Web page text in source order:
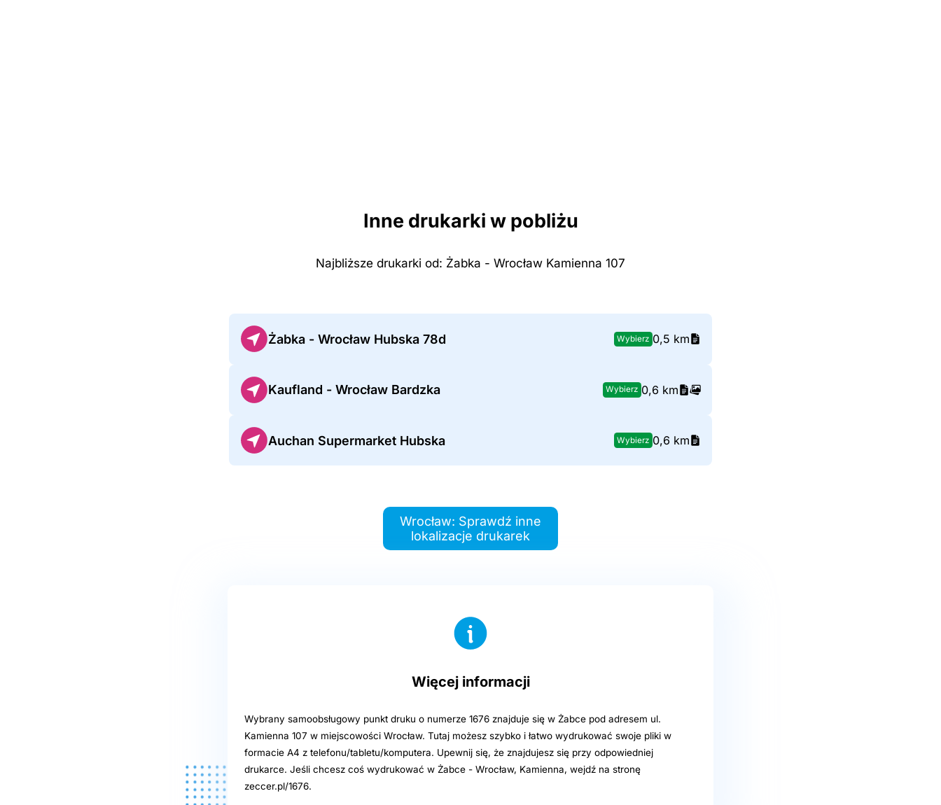
Inne drukarki w pobliżu
Najbliższe drukarki od: Żabka - Wrocław Kamienna 107
Żabka - Wrocław Hubska 78d Wybierz 0,5 km
Kaufland - Wrocław Bardzka Wybierz 0,6 km
Auchan Supermarket Hubska Wybierz 0,6 km
Wrocław: Sprawdź inne
lokalizacje drukarek
Więcej informacji
Wybrany samoobsługowy punkt druku o numerze 1676 znajduje się w Żabce pod adresem ul.
Kamienna 107 w miejscowości Wrocław. Tutaj możesz szybko i łatwo wydrukować swoje pliki w
formacie A4 z telefonu/tabletu/komputera. Upewnij się, że znajdujesz się przy odpowiedniej
drukarce. Jeśli chcesz coś wydrukować w Żabce - Wrocław, Kamienna, wejdź na stronę
zeccer.pl/1676.